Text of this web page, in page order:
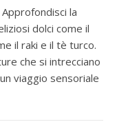
la
dolci come il
il raki e il tè turco.
che si intrecciano
viaggio sensoriale